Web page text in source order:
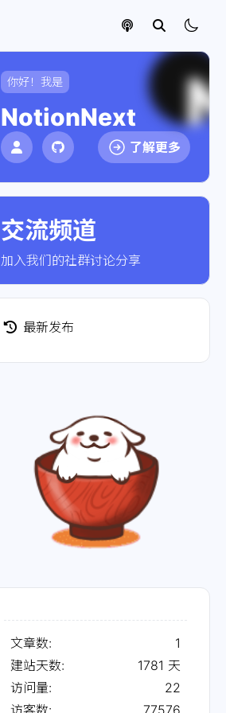
你好！我是
NotionNext
了解更多
交流频道
加入我们的社群讨论分享
点击加入社群
最新发布
文章数:
1
建站天数:
1781 天
访问量:
22
访客数:
77576